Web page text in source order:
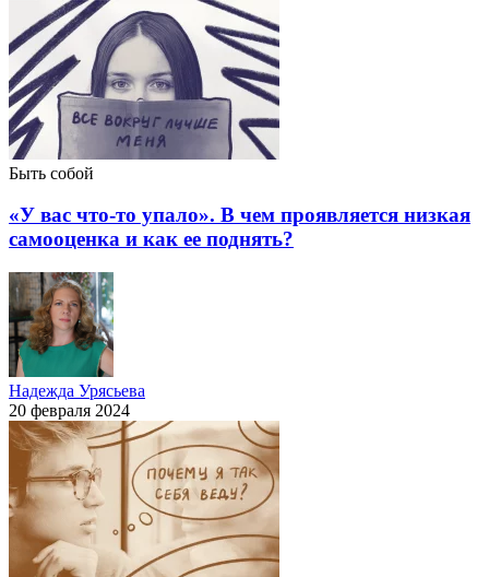
Быть собой
«У вас что-то упало». В чем проявляется низкая
самооценка и как ее поднять?
Надежда Урясьева
20 февраля 2024